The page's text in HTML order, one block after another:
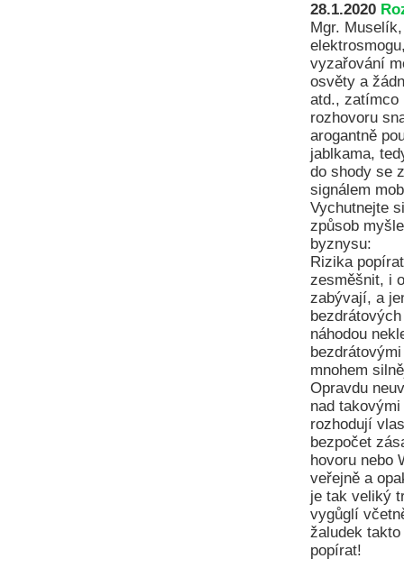
28.1.2020
Mgr.
vyzařování
osvěty a
atd., zatímco
rozhovoru
arogantně
jablkama,
do shody se
signálem
Vychutnejte
způsob
byznysu:
Rizika
zesměšnit, i
zabývají, a
náhodou
mnohem
Opravdu
nad
rozhodují
bezpočet
hovoru nebo
veřejně a
je tak veliký
vygůglí
žaludek
popírat!